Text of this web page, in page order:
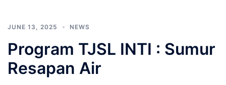
JUNE 13, 2025 NEWS
Program TJSL INTI : Sumur
Resapan Air